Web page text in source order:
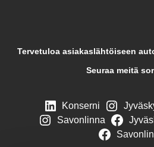
Tervetuloa asiakaslähtöiseen
Seuraa meitä
Konserni
Savonlinna